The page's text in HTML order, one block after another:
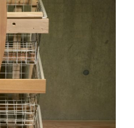
ょっと増える。
た！
＠900
途中
きない。
くなる。
造的なトライアル。
材、自由。
を、積み上げた。
。1＠900
し、無事本箱として。
1＠900
1＠900
3＠900
2＠900
10.56.＠900
＠900
＠900
＠900
＠900